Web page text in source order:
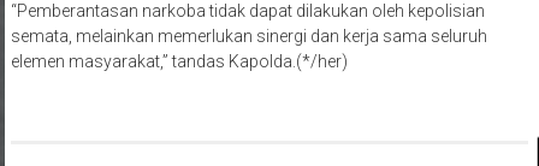
semata, melainkan memerlukan sinergi dan kerja sama seluruh
elemen masyarakat,” tandas Kapolda.(*/her)